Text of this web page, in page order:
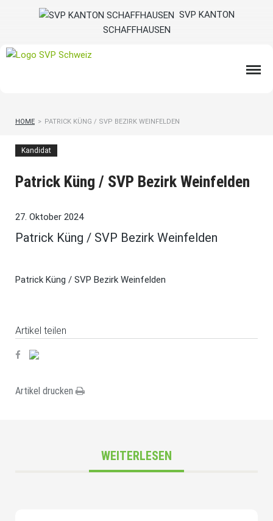
SVP KANTON
SCHAFFHAUSEN
HOME > PATRICK KÜNG / SVP BEZIRK WEINFELDEN
Kandidat
Patrick Küng / SVP Bezirk Weinfelden
27. Oktober 2024
Patrick Küng / SVP Bezirk Weinfelden
Patrick Küng / SVP Bezirk Weinfelden
Artikel teilen
Artikel drucken
WEITERLESEN